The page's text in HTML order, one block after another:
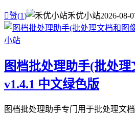
赞(1) 禾优小站2026-08-
图档批处理助手(批处
v1.4.1 中文绿色版
图档批处理助手专门用于批处理文